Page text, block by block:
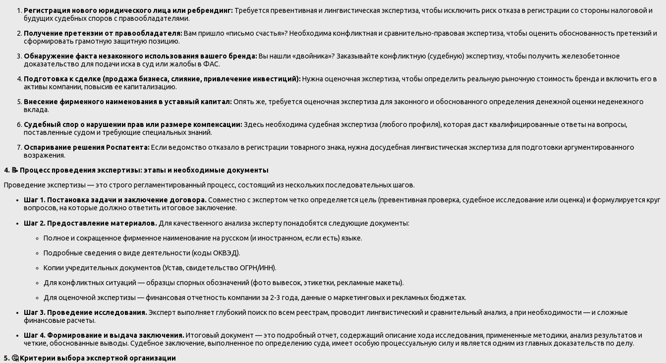
Регистрация нового юридического лица или ребрендинг: Требуется превентивная и лингвистическая экспертиза, чтобы исключить риск отказа в регистрации со стороны налоговой и
будущих судебных споров с правообладателями.
Получение претензии от правообладателя:Вам пришло «письмо счастья»? Необходима конфликтная и сравнительно-правовая экспертиза, чтобы оценить обоснованность претензий и
сформировать грамотную защитную позицию.
Обнаружение факта незаконного использования вашего бренда:Вы нашли «двойника»? Заказывайте конфликтную (судебную) экспертизу, чтобы получить железобетонное
доказательство для подачи иска в суд или жалобы в ФАС.
Подготовка к сделке (продажа бизнеса, слияние, привлечение инвестиций):Нужна оценочная экспертиза, чтобы определить реальную рыночную стоимость бренда и включить его в
активы компании, повысив ее капитализацию.
Внесение фирменного наименования в уставный капитал:Опять же, требуется оценочная экспертиза для законного и обоснованного определения денежной оценки неденежного
вклада.
Судебный спор о нарушении прав или размере компенсации:Здесь необходима судебная экспертиза (любого профиля), которая даст квалифицированные ответы на вопросы,
поставленные судом и требующие специальных знаний.
Оспаривание решения Роспатента:Если ведомство отказало в регистрации товарного знака, нужна досудебная лингвистическая экспертиза для подготовки аргументированного
возражения.
4. 📝 Процесс проведения экспертизы: этапы и необходимые документы
Проведение экспертизы — это строго регламентированный процесс, состоящий из нескольких последовательных шагов.
Шаг 1. Постановка задачи и заключение договора.Совместно с экспертом четко определяется цель (превентивная проверка, судебное исследование или оценка) и формулируется круг
вопросов, на которые должно ответить итоговое заключение.
Шаг 2. Предоставление материалов. Для качественного анализа эксперту понадобятся следующие документы:
Полное и сокращенное фирменное наименование на русском (и иностранном, если есть) языке.
Подробные сведения о виде деятельности (коды ОКВЭД).
Копии учредительных документов (Устав, свидетельство ОГРН/ИНН).
Для конфликтных ситуаций — образцы спорных обозначений (фото вывесок, этикетки, рекламные макеты).
Для оценочной экспертизы — финансовая отчетность компании за 2-3 года, данные о маркетинговых и рекламных бюджетах.
Шаг 3. Проведение исследования.Эксперт выполняет глубокий поиск по всем реестрам, проводит лингвистический и сравнительный анализ, а при необходимости — и сложные
финансовые расчеты.
Шаг 4. Формирование и выдача заключения.Итоговый документ — это подробный отчет, содержащий описание хода исследования, примененные методики, анализ результатов и
четкие, обоснованные выводы. Судебное заключение, выполненное по определению суда, имеет особую процессуальную силу и является одним из главных доказательств по делу.
5. 🤔 Критерии выбора экспертной организации